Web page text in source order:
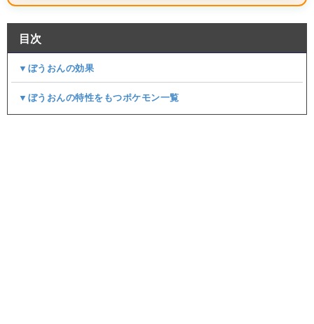
目次
▼ぼうおんの効果
▼ぼうおんの特性をもつポケモン一覧